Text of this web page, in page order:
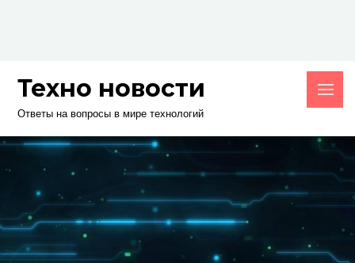
Техно новости
Ответы на вопросы в мире технологий